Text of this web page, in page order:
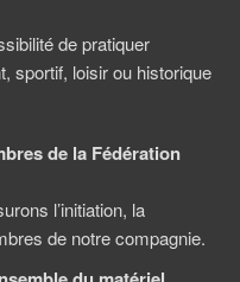
de pratiquer
sportif, loisir ou historique
de la Fédération
l’initiation, la
de notre compagnie.